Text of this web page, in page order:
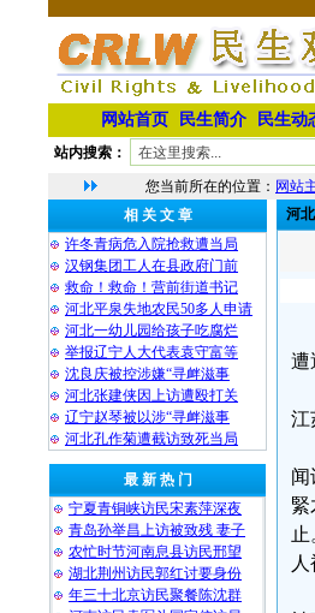
网站首页 民生简介 民生动
站内搜索：
您当前所在的位置： 网站
相 关 文 章
许冬青病危入院抢救遭当局
汉钢集团工人在县政府门前
救命！救命！营前街道书记
河北平泉失地农民50多人申请
河北一幼儿园给孩子吃腐烂
举报辽宁人大代表袁守富等
沈良庆被控涉嫌“寻衅滋事
河北张建侠因上访遭殴打关
辽宁赵琴被以涉“寻衅滋事
河北孔作菊遭截访致死当局
最 新 热 门
宁夏青铜峡访民宋素萍深夜
青岛孙举昌上访被致残 妻子
农忙时节河南息县访民邢望
湖北荆州访民郭红讨要身份
年三十北京访民聚餐陈沈群
河
遭
江
闻
緊